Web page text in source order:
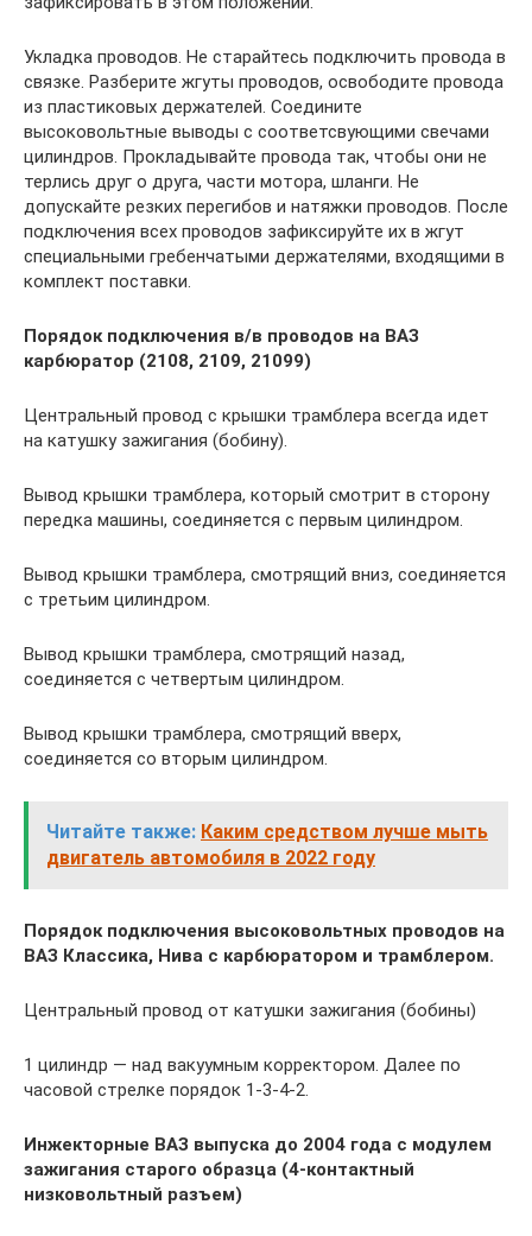
Укладка проводов. Не старайтесь подключить провода в
связке. Разберите жгуты проводов, освободите провода
из пластиковых держателей. Соедините
высоковольтные выводы с соответсвующими свечами
цилиндров. Прокладывайте провода так, чтобы они не
терлись друг о друга, части мотора, шланги. Не
допускайте резких перегибов и натяжки проводов. После
подключения всех проводов зафиксируйте их в жгут
специальными гребенчатыми держателями, входящими в
комплект поставки.
Порядок подключения в/в проводов на ВАЗ
карбюратор (2108, 2109, 21099)
Центральный провод с крышки трамблера всегда идет
на катушку зажигания (бобину).
Вывод крышки трамблера, который смотрит в сторону
передка машины, соединяется с первым цилиндром.
Вывод крышки трамблера, смотрящий вниз, соединяется
с третьим цилиндром.
Вывод крышки трамблера, смотрящий назад,
соединяется с четвертым цилиндром.
Вывод крышки трамблера, смотрящий вверх,
соединяется со вторым цилиндром.
Читайте также: Каким средством лучше мыть
двигатель автомобиля в 2022 году
Порядок подключения высоковольтных проводов на
ВАЗ Классика, Нива с карбюратором и трамблером.
Центральный провод от катушки зажигания (бобины)
1 цилиндр — над вакуумным корректором. Далее по
часовой стрелке порядок 1-3-4-2.
Инжекторные ВАЗ выпуска до 2004 года с модулем
зажигания старого образца (4-контактный
низковольтный разъем)